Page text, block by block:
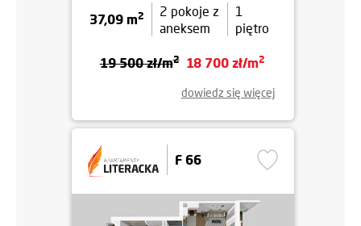
37,09 m2
2 pokoje z
aneksem
1
piętro
19 500 zł/m2 18 700 zł/m2
dowiedz się więcej
F 66